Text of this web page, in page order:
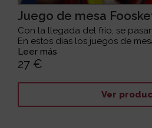
Juego de mesa
Con la llegada del frío, se
En estos días los juegos de
Leer más
27 €
Ver